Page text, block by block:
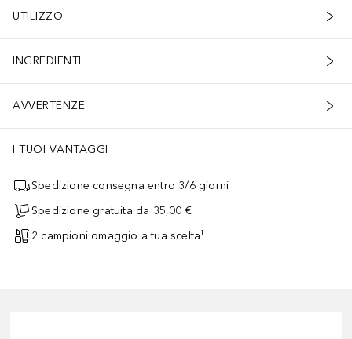
UTILIZZO
INGREDIENTI
AVVERTENZE
I TUOI VANTAGGI
Spedizione consegna entro 3/6 giorni
Spedizione gratuita da 35,00 €
2 campioni omaggio a tua scelta¹